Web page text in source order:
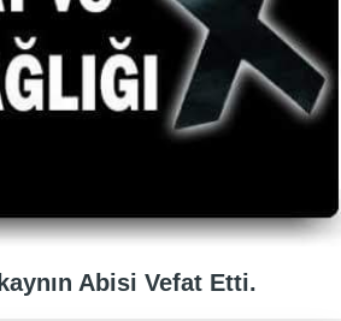
Abisi Vefat Etti.